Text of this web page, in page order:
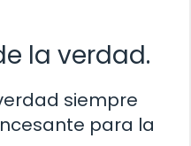
la verdad.
siempre
para la